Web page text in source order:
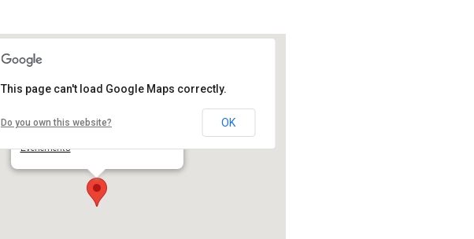
COSE inc.
Événements
This page can't load Google Maps correctly.
Do you own this website? OK